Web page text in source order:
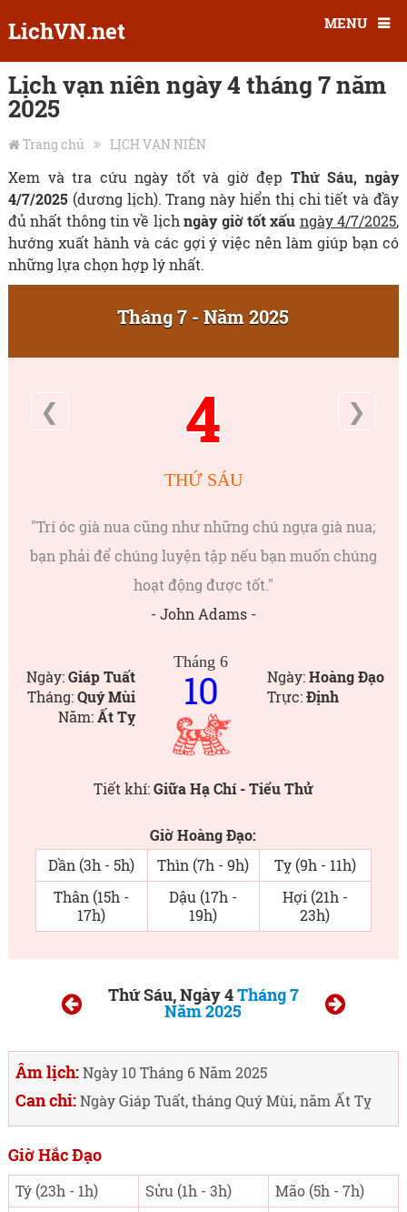
LichVN.net MENU
Lịch vạn niên ngày 4 tháng 7 năm
2025
Trang chủ LỊCH VẠN NIÊN
Xem và tra cứu ngày tốt và giờ đẹp Thứ Sáu, ngày
4/7/2025 (dương lịch). Trang này hiển thị chi tiết và đầy
đủ nhất thông tin về lịchngày giờ tốt xấu ngày 4/7/2025,
hướng xuất hành và các gợi ý việc nên làm giúp bạn có
những lựa chọn hợp lý nhất.
Tháng 7 - Năm 2025
❮ 4 ❯
THỨ SÁU
"Trí óc già nua cũng như những chú ngựa già nua;
bạn phải để chúng luyện tập nếu bạn muốn chúng
hoạt động được tốt."
- John Adams -
Ngày:Giáp Tuất
Tháng:Quý Mùi
Năm:Ất Tỵ
Tháng 6
10 Ngày:Hoàng Đạo
Trực:Định
Tiết khí:Giữa Hạ Chí - Tiểu Thử
Giờ Hoàng Đạo:
Dần (3h - 5h)
Thìn (7h - 9h)
Tỵ (9h - 11h)
Thân (15h -
17h)
Dậu (17h -
19h)
Hợi (21h -
23h)
Thứ Sáu, Ngày 4Tháng 7
Năm 2025
Âm lịch:Ngày 10 Tháng 6 Năm 2025
Can chi:Ngày Giáp Tuất, tháng Quý Mùi, năm Ất Tỵ
Giờ Hắc Đạo
Tý (23h - 1h) Sửu (1h - 3h)
Mão (5h - 7h)